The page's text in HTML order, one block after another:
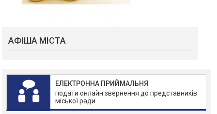
АФІША МІСТА
ЕЛЕКТРОННА ПРИЙМАЛЬНЯ
подати онлайн звернення до представників
міської ради